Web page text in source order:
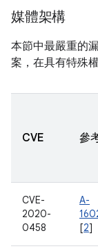
媒體架構
本節中最嚴重的
案，在具有特殊
CVE 參
CVE-
2020-
0458
A-
[2]